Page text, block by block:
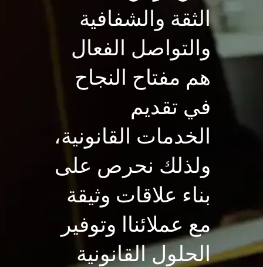
الثقة والشفافية
والتواصل الفعال
هم مفتاح النجاح
في تقديم
الخدمات القانونية،
ولذلك نحرص على
بناء علاقات وثيقة
مع عملائناا وتوفير
الحلول القانونية